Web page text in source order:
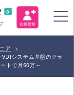
0
ア
>
システム基盤のクラ
トで月60万～